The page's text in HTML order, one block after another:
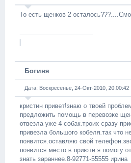
То есть щенков 2
Богиня
Дата: Воскресенье, 24-Окт-2010,
кристин привет!знаю о твоей
предложить помощь в перевозке
отвезла уже 4 собак.троих сразу
привезла большого кобеля.так что
появится.оставляю свой
появится место в приюте я помогу
знать зараннее.8-92771-55555 ирина